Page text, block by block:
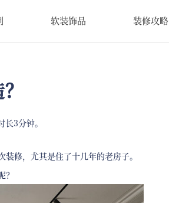
软装饰品 装修攻略
3分钟。
修，尤其是住了十几年的老房子。